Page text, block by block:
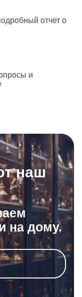
отчет о
и
наш
на дому.